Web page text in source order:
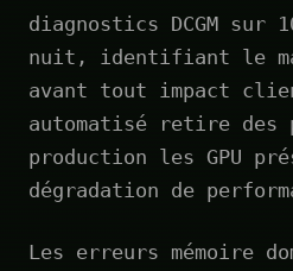
diagnostics DCGM sur
nuit, identifiant le
avant tout impact
automatisé retire des
production les GPU
dégradation de
Les erreurs mémoire